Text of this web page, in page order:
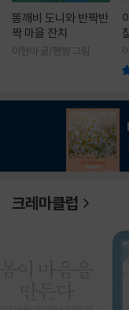
똥깨비 도니와 반짝반
짝 마을 잔치
이현아 글/핸짱 그림
크레마클럽